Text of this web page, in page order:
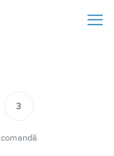
3
comandă